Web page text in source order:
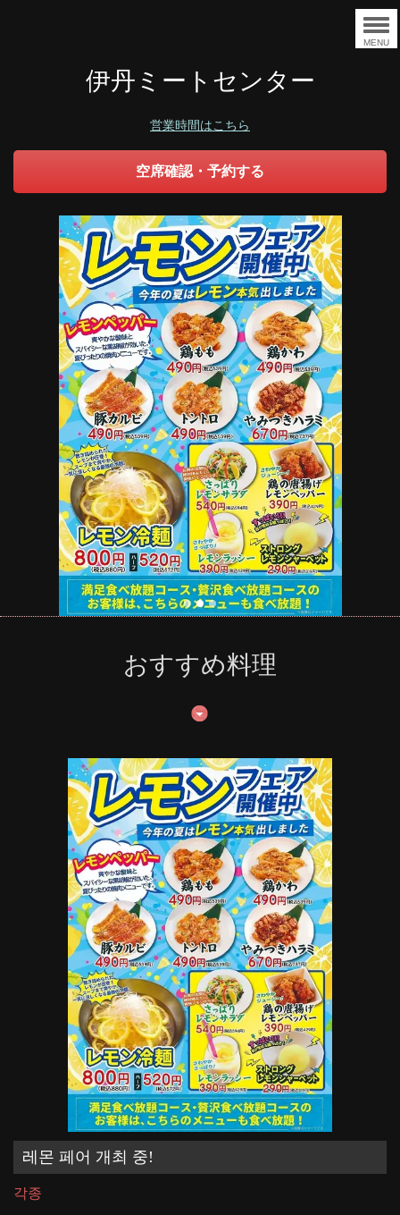
MENU
伊丹ミートセンター
営業時間はこちら
空席確認・予約する
おすすめ料理
레몬 페어 개최 중!
각종